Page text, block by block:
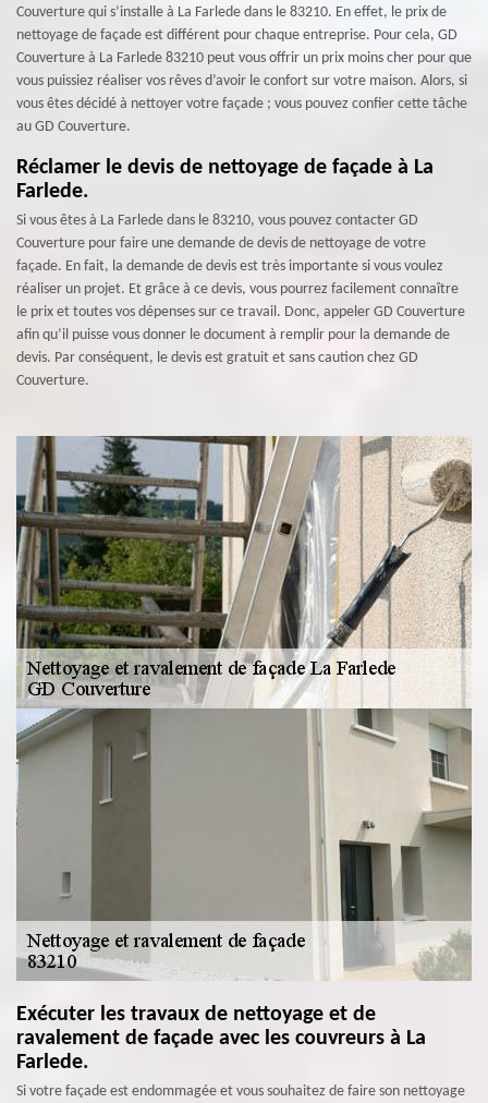
Couverture qui s’installe à La Farlede dans le 83210. En effet, le prix de
nettoyage de façade est différent pour chaque entreprise. Pour cela, GD
Couverture à La Farlede 83210 peut vous offrir un prix moins cher pour que
vous puissiez réaliser vos rêves d’avoir le confort sur votre maison. Alors, si
vous êtes décidé à nettoyer votre façade ; vous pouvez confier cette tâche
au GD Couverture.
Réclamer le devis de nettoyage de façade à La
Farlede.
Si vous êtes à La Farlede dans le 83210, vous pouvez contacter GD
Couverture pour faire une demande de devis de nettoyage de votre
façade. En fait, la demande de devis est très importante si vous voulez
réaliser un projet. Et grâce à ce devis, vous pourrez facilement connaître
le prix et toutes vos dépenses sur ce travail. Donc, appeler GD Couverture
afin qu’il puisse vous donner le document à remplir pour la demande de
devis. Par conséquent, le devis est gratuit et sans caution chez GD
Couverture.
Exécuter les travaux de nettoyage et de
ravalement de façade avec les couvreurs à La
Farlede.
Si votre façade est endommagée et vous souhaitez de faire son nettoyage